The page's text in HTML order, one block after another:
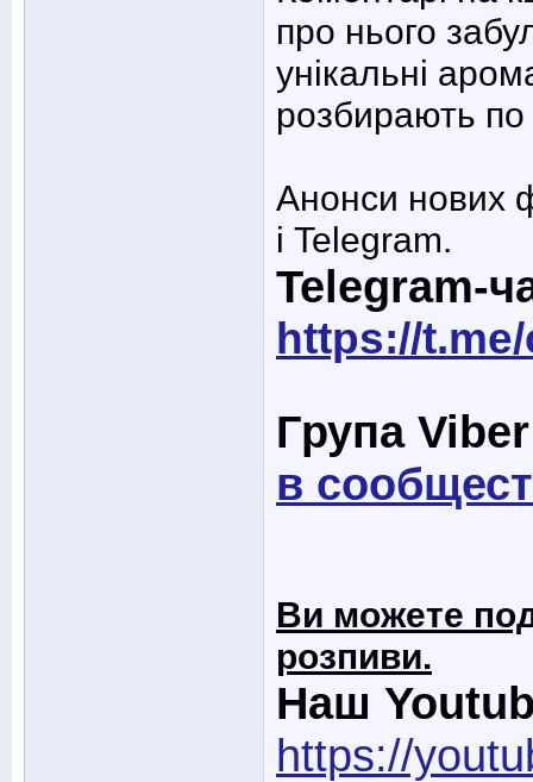
про нього
унікальні
розбирають
Анонси нових
і Telegram.
Telegram-
https://
Група
в
Ви можете
розпиви.
Наш
https://